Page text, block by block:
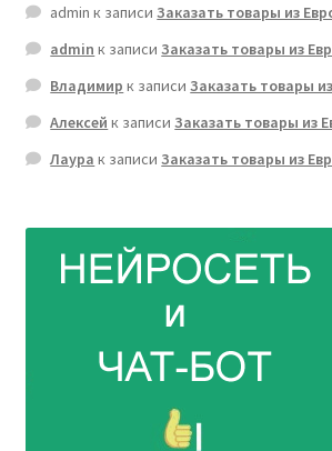
admin к записиЗаказать товары из
admin к записиЗаказать товары из
Владимир к записиЗаказать товары
Алексей к записиЗаказать товары из
Лаура к записиЗаказать товары из